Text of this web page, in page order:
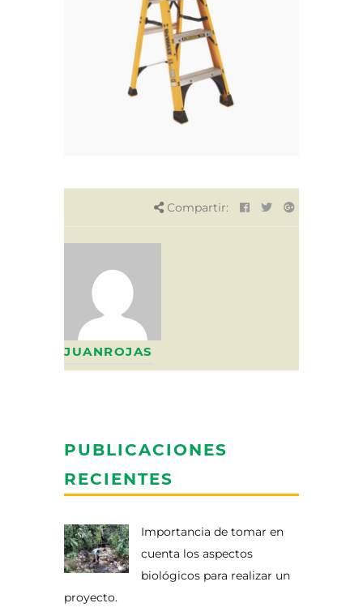
Compartir:
JUANROJAS
PUBLICACIONES
RECIENTES
Importancia de tomar en
cuenta los aspectos
biológicos para realizar un
proyecto.